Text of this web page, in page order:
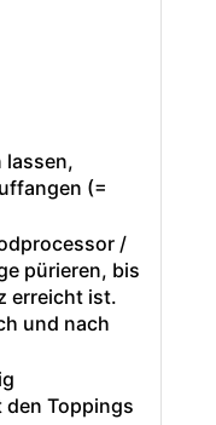
lassen,
(=
/
pürieren, bis
erreicht ist.
und nach
den Toppings